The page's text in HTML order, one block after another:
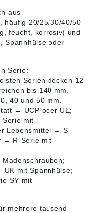
aus
häufig 20/25/30/40/50
feucht, korrosiv) und
Spannhülse oder
Serie:
Serien decken 12
bis 140 mm.
40 und 50 mm.
→ UCP oder UE;
Serie mit
Lebensmittel → S-
→ R-Serie mit
Madenschrauben;
mit Spannhülse;
SY mit
mehrere tausend